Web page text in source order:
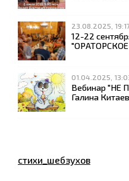
23.08.2025,
12-22
01.04.2025,
Вебинар "НЕ
Галина
стихи_шебзухов